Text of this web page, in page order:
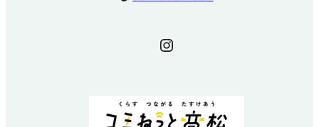
Instagram